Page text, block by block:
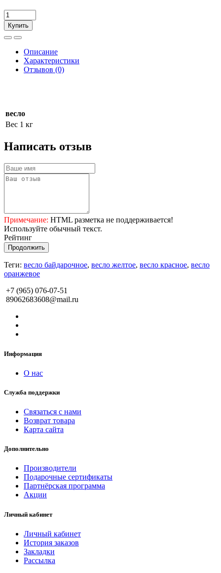
Купить
Описание
Характеристики
Отзывов (0)
весло
Вес 1 кг
Написать отзыв
Примечание: HTML разметка не поддерживается!
Используйте обычный текст.
Рейтинг
Продолжить
Теги: весло байдарочное, весло желтое, весло красное, весло
оранжевое
+7 (965) 076-07-51
89062683608@mail.ru
Информация
О нас
Служба поддержки
Связаться с нами
Возврат товара
Карта сайта
Дополнительно
Производители
Подарочные сертификаты
Партнёрская программа
Акции
Личный кабинет
Личный кабинет
История заказов
Закладки
Рассылка